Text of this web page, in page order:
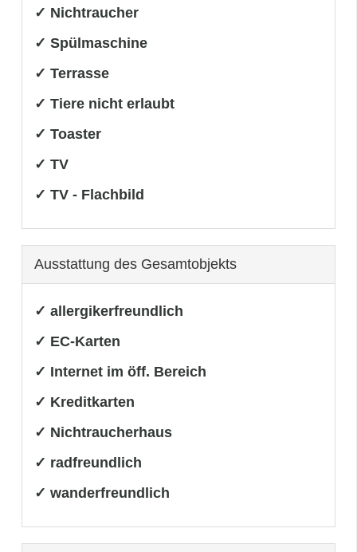
✓ Nichtraucher
✓ Spülmaschine
✓ Terrasse
✓ Tiere nicht erlaubt
✓ Toaster
✓ TV
✓ TV - Flachbild
Ausstattung des Gesamtobjekts
✓ allergikerfreundlich
✓ EC-Karten
✓ Internet im öff. Bereich
✓ Kreditkarten
✓ Nichtraucherhaus
✓ radfreundlich
✓ wanderfreundlich